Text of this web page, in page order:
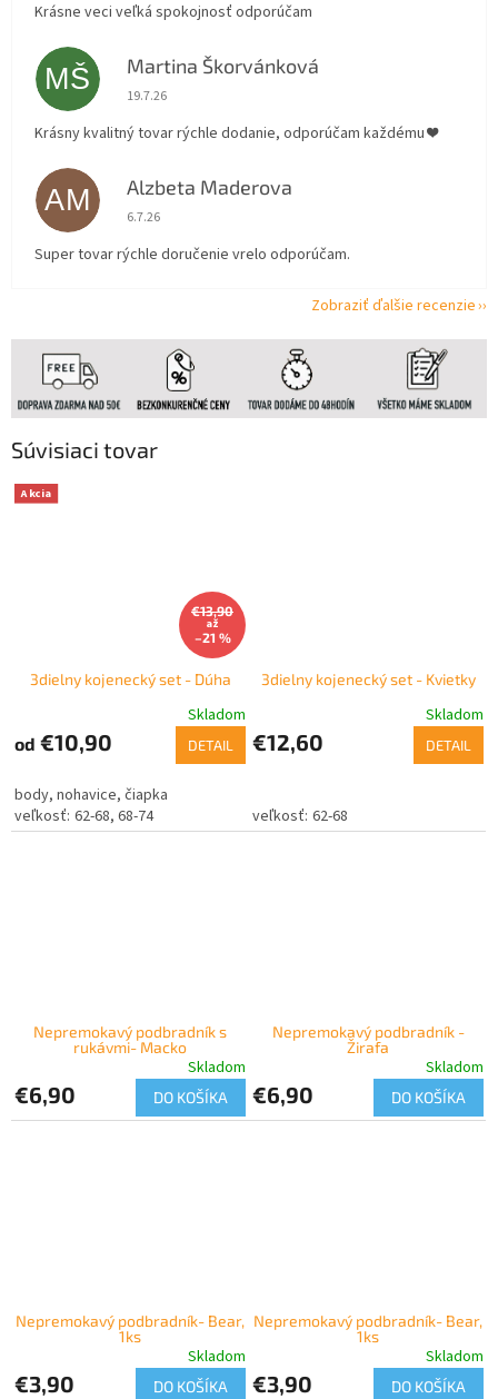
Súvisiaci tovar
Akcia
€13,90
až
–21 %
3dielny kojenecký set - Dúha
Skladom
od €10,90 DETAIL
body, nohavice, čiapka
62-68 68-74
3dielny kojenecký set - Kvietky
Skladom
€12,60 DETAIL
62-68
Nepremokavý podbradník s
rukávmi- Macko
Skladom
€6,90 DO KOŠÍKA
Nepremokavý podbradník -
Žirafa
Skladom
€6,90 DO KOŠÍKA
Nepremokavý podbradník- Bear,
1ks
Skladom
€3,90 DO KOŠÍKA
Nepremokavý podbradník- Bear,
1ks
Skladom
€3,90 DO KOŠÍKA
Krásne veci veľká spokojnosť odporúčam
MŠ Martina Škorvánková
Hodnotenie obchodu je 5 z 5 hviezdičiek.
19.7.26
Krásny kvalitný tovar rýchle dodanie, odporúčam každému ❤️
AM Alzbeta Maderova
Hodnotenie obchodu je 5 z 5 hviezdičiek.
6.7.26
Super tovar rýchle doručenie vrelo odporúčam.
Zobraziť ďalšie recenzie